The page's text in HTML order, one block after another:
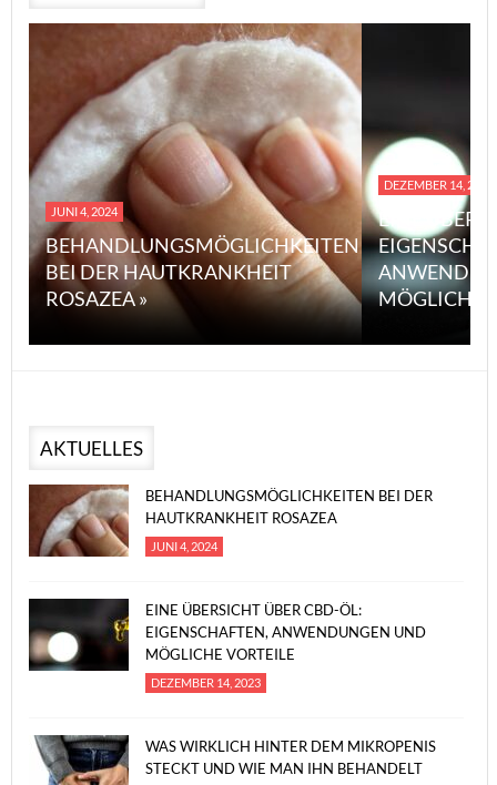
JUNI 4, 2024
BEHANDLUNGSMÖGLICHKEITEN
BEI DER HAUTKRANKHEIT
ROSAZEA »
DEZEMBER 14, 2023
EINE
MÖGLICHE
AKTUELLES
BEHANDLUNGSMÖGLICHKEITEN BEI DER
HAUTKRANKHEIT ROSAZEA
JUNI 4, 2024
EINE ÜBERSICHT ÜBER CBD-ÖL:
EIGENSCHAFTEN, ANWENDUNGEN UND
MÖGLICHE VORTEILE
DEZEMBER 14, 2023
WAS WIRKLICH HINTER DEM MIKROPENIS
STECKT UND WIE MAN IHN BEHANDELT